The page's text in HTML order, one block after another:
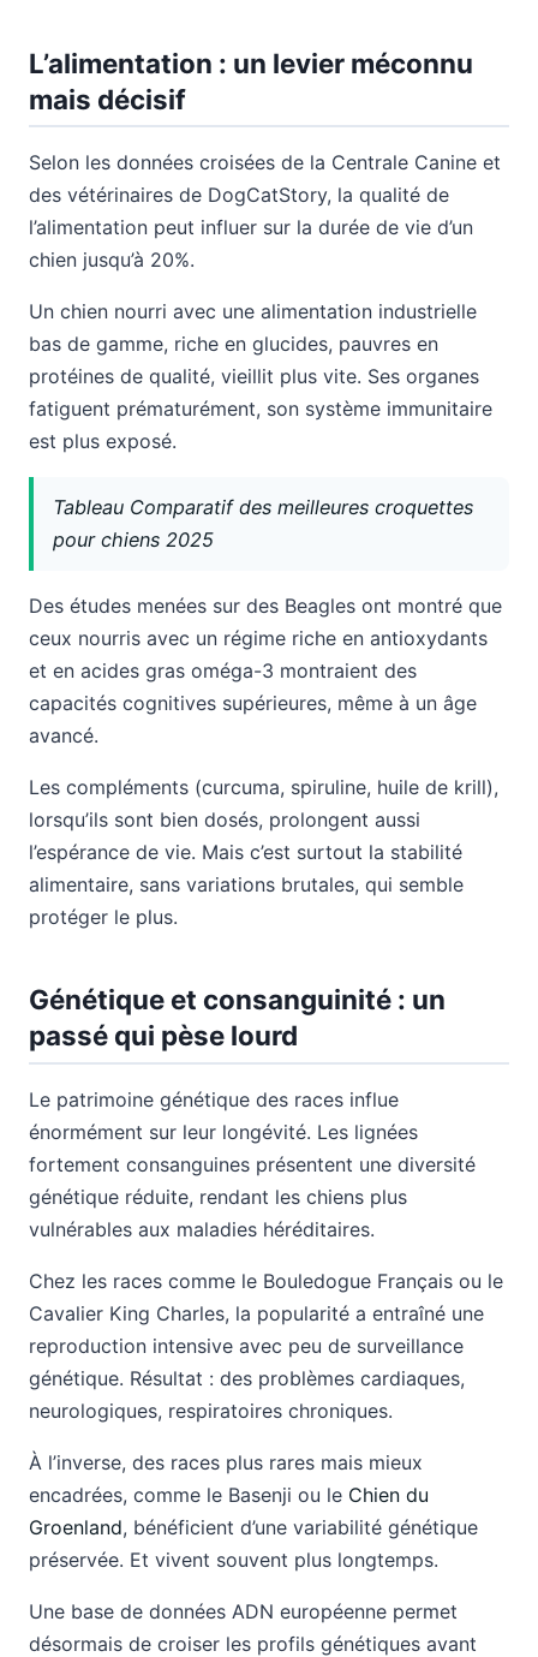
L’alimentation : un levier méconnu
mais décisif
Selon les données croisées de la Centrale Canine et
des vétérinaires de DogCatStory, la qualité de
l’alimentation peut influer sur la durée de vie d’un
chien jusqu’à 20%.
Un chien nourri avec une alimentation industrielle
bas de gamme, riche en glucides, pauvres en
protéines de qualité, vieillit plus vite. Ses organes
fatiguent prématurément, son système immunitaire
est plus exposé.
Tableau Comparatif des meilleures croquettes
pour chiens 2025
Des études menées sur des Beagles ont montré que
ceux nourris avec un régime riche en antioxydants
et en acides gras oméga-3 montraient des
capacités cognitives supérieures, même à un âge
avancé.
Les compléments (curcuma, spiruline, huile de krill),
lorsqu’ils sont bien dosés, prolongent aussi
l’espérance de vie. Mais c’est surtout la stabilité
alimentaire, sans variations brutales, qui semble
protéger le plus.
Génétique et consanguinité : un
passé qui pèse lourd
Le patrimoine génétique des races influe
énormément sur leur longévité. Les lignées
fortement consanguines présentent une diversité
génétique réduite, rendant les chiens plus
vulnérables aux maladies héréditaires.
Chez les races comme le Bouledogue Français ou le
Cavalier King Charles, la popularité a entraîné une
reproduction intensive avec peu de surveillance
génétique. Résultat : des problèmes cardiaques,
neurologiques, respiratoires chroniques.
À l’inverse, des races plus rares mais mieux
encadrées, comme le Basenji ou le Chien du
Groenland, bénéficient d’une variabilité génétique
préservée. Et vivent souvent plus longtemps.
Une base de données ADN européenne permet
désormais de croiser les profils génétiques avant